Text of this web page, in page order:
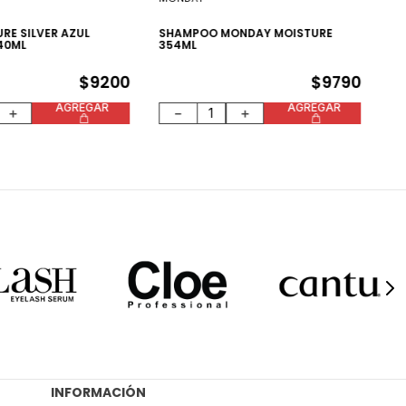
SILVER AZUL
$9200
＋ AGREGAR
SHAMPOO MONDAY MOISTURE
354ML
$9790
＋
－ AGREGAR
INFORMACIÓN